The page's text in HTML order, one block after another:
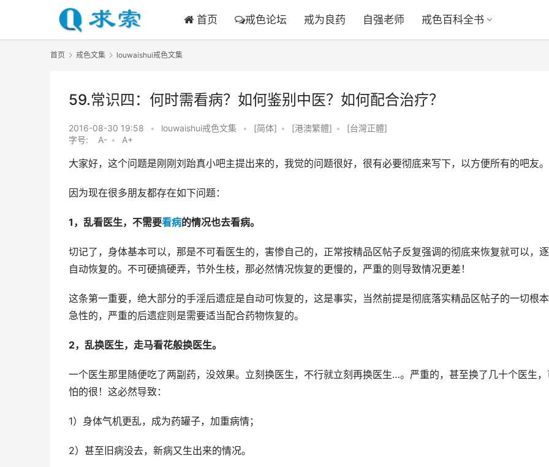
首页 戒色论坛 戒为良药 自强老师 戒色百科全书
首页 戒色文集 louwaishui戒色文集
59.常识四：何时需看病？如何鉴别中医？如何配合治疗？
2016-08-30 19:58 • louwaishui戒色文集 • [简体] • [港澳繁體] •
[台灣正體]
字号:
A- • A+
大家好，这个问题是刚刚刘跆真小吧主提出来的，我觉的问题很好，很有必要彻底来写下，以方便所有的吧友。
因为现在很多朋友都存在如下问题：
1，乱看医生，不需要看病的情况也去看病。
切记了，身体基本可以，那是不可看医生的，害惨自己的，正常按精品区帖子反复强调的彻底来恢复就可以，
自动恢复的。不可硬搞硬弄，节外生枝，那必然情况恢复的更慢的，严重的则导致情况更差！
这条第一重要，绝大部分的手淫后遗症是自动可恢复的，这是事实，当然前提是彻底落实精品区帖子的一切根
急性的，严重的后遗症则是需要适当配合药物恢复的。
2，乱换医生，走马看花般换医生。
一个医生那里随便吃了两副药，没效果。立刻换医生，不行就立刻再换医生…。严重的，甚至换了几十个医生
怕的很！这必然导致：
1）身体气机更乱，成为药罐子，加重病情；
2）甚至旧病没去，新病又生出来的情况。